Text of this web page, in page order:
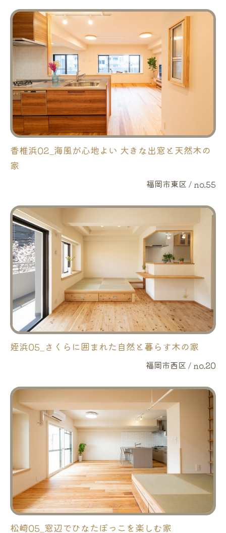
香椎浜02_海風が心地よい 大きな出窓と天然木の
家
福岡市東区 / no.55
姪浜05_さくらに囲まれた自然と暮らす木の家
福岡市西区 / no.20
松崎05_窓辺でひなたぼっこを楽しむ家